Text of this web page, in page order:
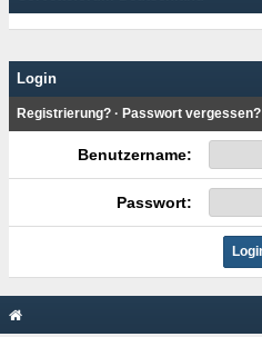
Login
Registrierung? · Passwort vergessen?
Benutzername:
Passwort: